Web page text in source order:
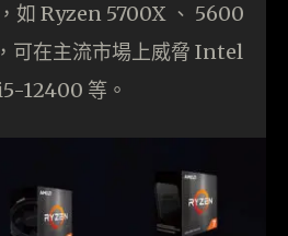
如 Ryzen 5700X 、 5600
可在主流市場上威脅 Intel
12400 等。